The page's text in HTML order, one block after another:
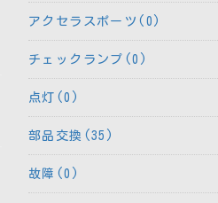
アクセラスポーツ(0)
チェックランプ(0)
点灯(0)
部品交換(35)
故障(0)